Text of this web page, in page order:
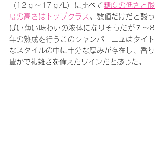
（12ｇ～17ｇ/L）に比べて 糖度の低さと酸
度の高さはトップクラス 。数値だけだと酸っ
ぱい薄い味わいの液体になりそうだが７～8
年の熟成を行うこのシャンパーニュはタイト
なスタイルの中に十分な厚みが存在し、香り
豊かで複雑さを備えたワインだと感じた。